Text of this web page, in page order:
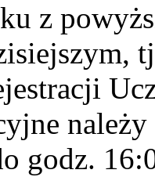
z
godz.